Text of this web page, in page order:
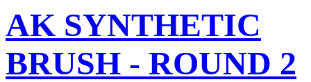
AK SYNTHETIC
BRUSH - ROUND 2